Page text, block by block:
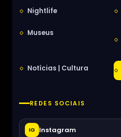
Nightlife
Museus
Notícias | Cultura
REDES SOCIAIS
IG Instagram